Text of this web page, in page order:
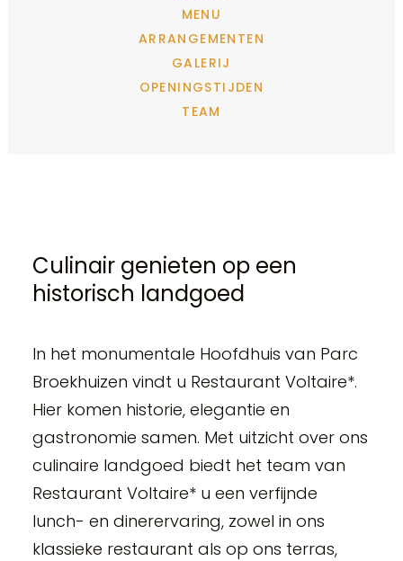
MENU
ARRANGEMENTEN
GALERIJ
OPENINGSTIJDEN
TEAM
Culinair genieten op een
historisch landgoed
In het monumentale Hoofdhuis van Parc
Broekhuizen vindt u Restaurant Voltaire*.
Hier komen historie, elegantie en
gastronomie samen. Met uitzicht over ons
culinaire landgoed biedt het team van
Restaurant Voltaire* u een verfijnde
lunch- en dinerervaring, zowel in ons
klassieke restaurant als op ons terras,